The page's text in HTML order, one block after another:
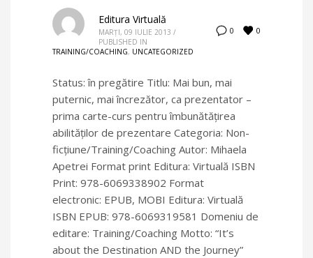
0 0
Editura Virtuală
MARȚI, 09 IULIE 2013 /
PUBLISHED IN
TRAINING/COACHING, UNCATEGORIZED
Status: în pregătire Titlu: Mai bun, mai
puternic, mai încrezător, ca prezentator –
prima carte-curs pentru îmbunătăţirea
abilităţilor de prezentare Categoria: Non-
ficţiune/Training/Coaching Autor: Mihaela
Apetrei Format print Editura: Virtuală ISBN
Print: 978-6069338902 Format
electronic: EPUB, MOBI Editura: Virtuală
ISBN EPUB: 978-6069319581 Domeniu de
editare: Training/Coaching Motto: “It’s
about the Destination AND the Journey”